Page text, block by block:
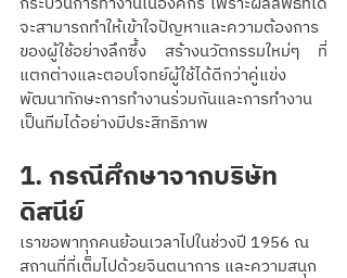
จะสามารถทำให้เข้าใจปัญหาและความต้องการ
ของผู้ใช้อย่างลึกซึ้ง สร้างนวัตกรรมใหม่ๆ ที่
แตกต่างและตอบโจทย์ผู้ใช้ได้ดีกว่าคู่แข่ง
พัฒนาทักษะการทำงานร่วมกันและการทำงาน
เป็นทีมได้อย่างมีประสิทธิภาพ
1. กรณีศึกษาจากบริษัท
ดิสนีย์
เราขอพาทุกคนย้อนเวลาไปในช่วงปี 1956 ณ
สถานที่ที่เต็มไปด้วยจินตนาการ และความสนุก